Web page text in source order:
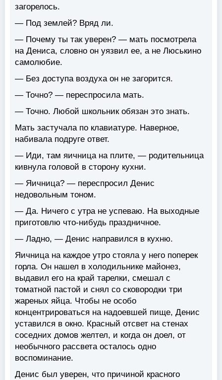
загорелось.
— Под землей? Вряд ли.
— Почему ты так уверен? — мать посмотрела
на Дениса, словно он уязвил ее, а не Люськино
самолюбие.
— Без доступа воздуха он не загорится.
— Точно? — переспросила мать.
— Точно. Любой школьник обязан это знать.
Мать застучала по клавиатуре. Наверное,
набивала подруге ответ.
— Иди, там яичница на плите, — родительница
кивнула головой в сторону кухни.
— Яичница? — переспросил Денис
недовольным тоном.
— Да. Ничего с утра не успеваю. На выходные
приготовлю что-нибудь праздничное.
— Ладно, — Денис направился в кухню.
Яичница на каждое утро стояла у него поперек
горла. Он нашел в холодильнике майонез,
выдавил его на край тарелки, смешал с
томатной пастой и снял со сковородки три
жареных яйца. Чтобы не особо
концентрироваться на надоевшей пище, Денис
уставился в окно. Красный отсвет на стенах
соседних домов желтел, и когда он доел, от
необычного рассвета осталось одно
воспоминание.
Денис был уверен, что причиной красного